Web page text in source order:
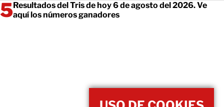
Resultados del Tris de hoy 6 de agosto del 2026. Ve
aquí los números ganadores